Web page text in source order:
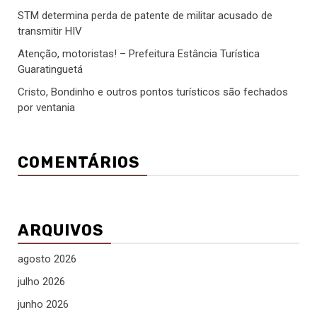
STM determina perda de patente de militar acusado de
transmitir HIV
Atenção, motoristas! – Prefeitura Estância Turística
Guaratinguetá
Cristo, Bondinho e outros pontos turísticos são fechados
por ventania
COMENTÁRIOS
ARQUIVOS
agosto 2026
julho 2026
junho 2026